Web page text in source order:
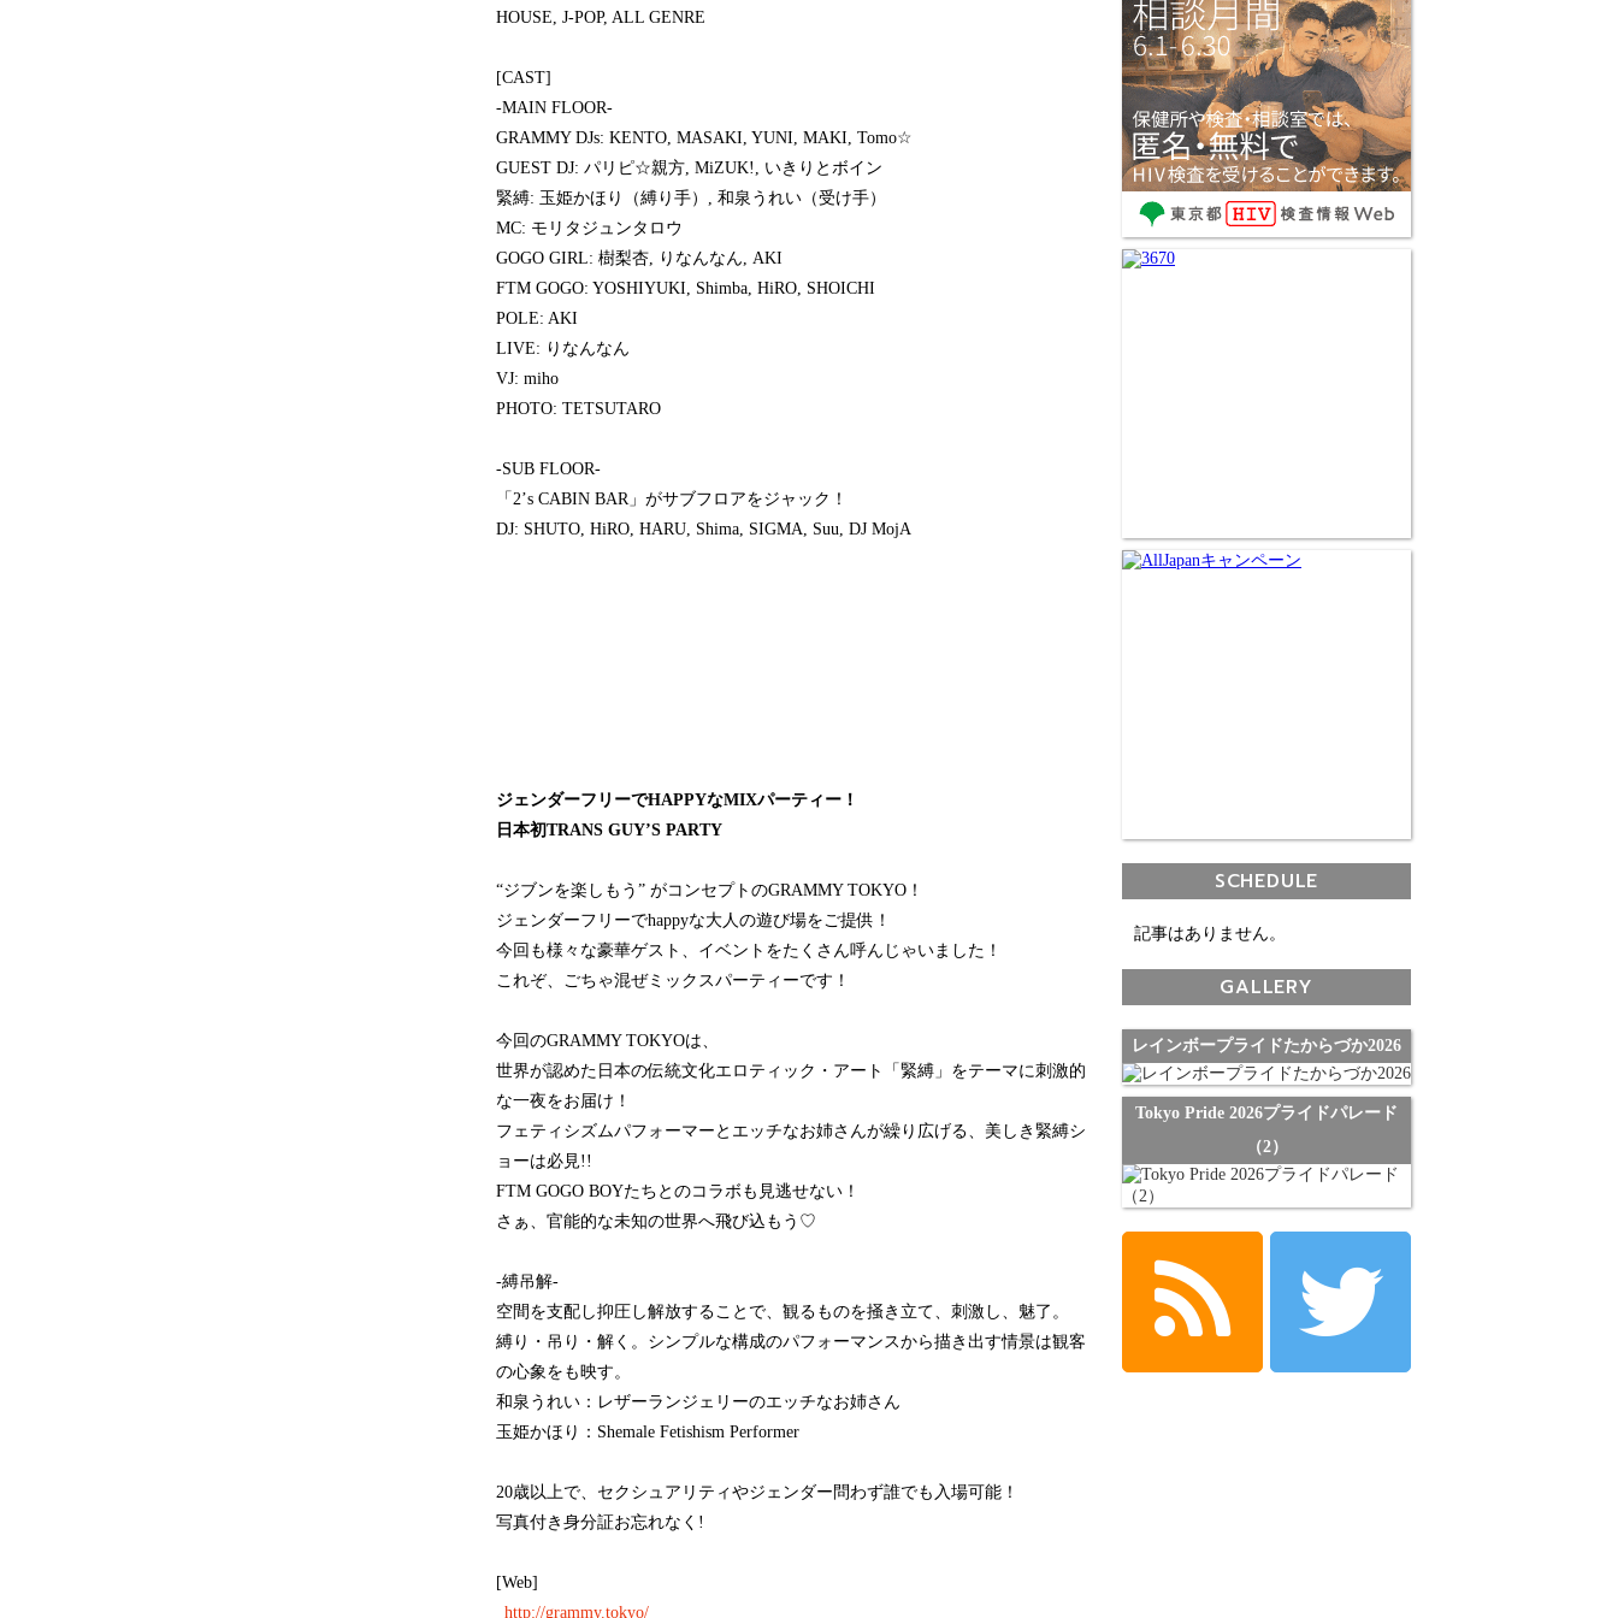
HOUSE, J-POP, ALL GENRE
[CAST]
-MAIN FLOOR-
GRAMMY DJs: KENTO, MASAKI, YUNI, MAKI, Tomo☆
GUEST DJ: パリピ☆親方, MiZUK!, いきりとボイン
緊縛: 玉姫かほり（縛り手）, 和泉うれい（受け手）
MC: モリタジュンタロウ
GOGO GIRL: 樹梨杏, りなんなん, AKI
FTM GOGO: YOSHIYUKI, Shimba, HiRO, SHOICHI
POLE: AKI
LIVE: りなんなん
VJ: miho
PHOTO: TETSUTARO
-SUB FLOOR-
「2’s CABIN BAR」がサブフロアをジャック！
DJ: SHUTO, HiRO, HARU, Shima, SIGMA, Suu, DJ MojA
ジェンダーフリーでHAPPYなMIXパーティー！
日本初TRANS GUY’S PARTY
“ジブンを楽しもう” がコンセプトのGRAMMY TOKYO！
ジェンダーフリーでhappyな大人の遊び場をご提供！
今回も様々な豪華ゲスト、イベントをたくさん呼んじゃいました！
これぞ、ごちゃ混ぜミックスパーティーです！
今回のGRAMMY TOKYOは、
世界が認めた日本の伝統文化エロティック・アート「緊縛」をテーマに刺激的
な一夜をお届け！
フェティシズムパフォーマーとエッチなお姉さんが繰り広げる、美しき緊縛シ
ョーは必見!!
FTM GOGO BOYたちとのコラボも見逃せない！
さぁ、官能的な未知の世界へ飛び込もう♡
-縛吊解-
空間を支配し抑圧し解放することで、観るものを掻き立て、刺激し、魅了。
縛り・吊り・解く。シンプルな構成のパフォーマンスから描き出す情景は観客
の心象をも映す。
和泉うれい：レザーランジェリーのエッチなお姉さん
玉姫かほり：Shemale Fetishism Performer
20歳以上で、セクシュアリティやジェンダー問わず誰でも入場可能！
写真付き身分証お忘れなく!
[Web]
http://grammy.tokyo/
SCHEDULE
記事はありません。
GALLERY
レインボープライドたからづか2026
Tokyo Pride 2026プライドパレード
（2）